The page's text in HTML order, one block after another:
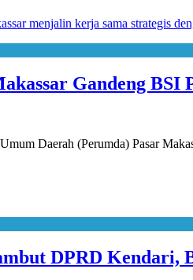
Gandeng
Daerah (Perumda) Pasar
DPRD Kendari,